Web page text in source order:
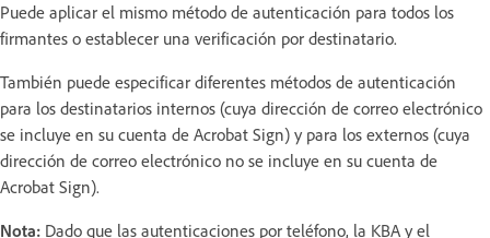
Puede aplicar el mismo método de autenticación para todos los
firmantes o establecer una verificación por destinatario.
También puede especificar diferentes métodos de autenticación
para los destinatarios internos (cuya dirección de correo electrónico
se incluye en su cuenta de Acrobat Sign) y para los externos (cuya
dirección de correo electrónico no se incluye en su cuenta de
Acrobat Sign).
Nota: Dado que las autenticaciones por teléfono, la KBA y el